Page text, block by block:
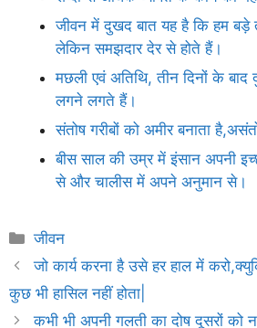
जीवन में दुखद बात यह है कि हम बड़े
लेकिन समझदार देर से होते हैं।
मछली एवं अतिथि, तीन दिनों के
लगने लगते हैं।
संतोष गरीबों को अमीर बनाता
बीस साल की उम्र में इंसान अपनी
से और चालीस में अपने अनुमान से।
Categories
जीवन
जो कार्य करना है उसे हर हाल में
कुछ भी हासिल नहीं होता|
कभी भी अपनी गलती का दोष दूसरों को